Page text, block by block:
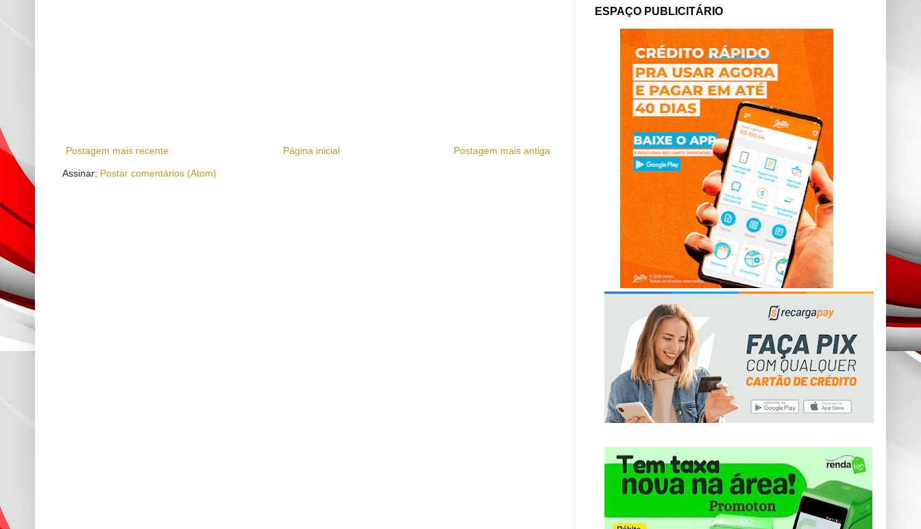
Postagem mais recente Postagem mais antiga
Página inicial
Assinar: Postar comentários (Atom)
ESPAÇO PUBLICITÁRIO